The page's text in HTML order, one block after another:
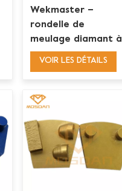
Wekmaster –
rondelle de
meulage diamant à
Triple larme, 3
VOIR LES DÉTAILS